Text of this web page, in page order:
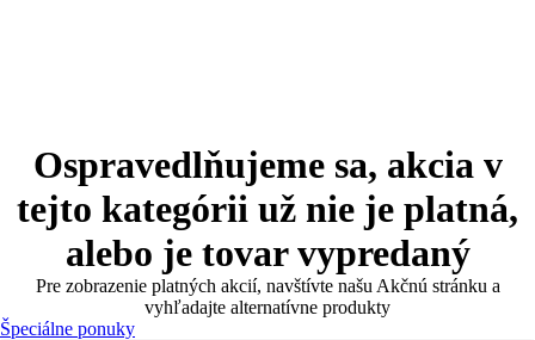
Ospravedlňujeme sa, akcia v
tejto kategórii už nie je platná,
alebo je tovar vypredaný
Pre zobrazenie platných akcií, navštívte našu Akčnú stránku a
vyhľadajte alternatívne produkty
Špeciálne ponuky